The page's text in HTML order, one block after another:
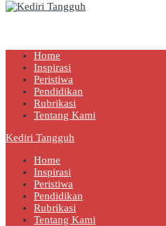
Home
Inspirasi
Peristiwa
Pendidikan
Rubrikasi
Tentang Kami
Kediri Tangguh
Home
Inspirasi
Peristiwa
Pendidikan
Rubrikasi
Tentang Kami